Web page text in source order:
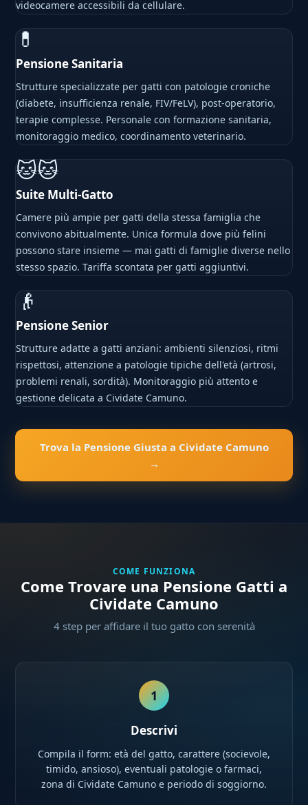
videocamere accessibili da cellulare.
💊
Pensione Sanitaria
Strutture specializzate per gatti con patologie croniche
(diabete, insufficienza renale, FIV/FeLV), post-operatorio,
terapie complesse. Personale con formazione sanitaria,
monitoraggio medico, coordinamento veterinario.
🐱🐱
Suite Multi-Gatto
Camere più ampie per gatti della stessa famiglia che
convivono abitualmente. Unica formula dove più felini
possono stare insieme — mai gatti di famiglie diverse nello
stesso spazio. Tariffa scontata per gatti aggiuntivi.
👴
Pensione Senior
Strutture adatte a gatti anziani: ambienti silenziosi, ritmi
rispettosi, attenzione a patologie tipiche dell'età (artrosi,
problemi renali, sordità). Monitoraggio più attento e
gestione delicata a Cividate Camuno.
Trova la Pensione Giusta a Cividate Camuno
→
COME FUNZIONA
Come Trovare una Pensione Gatti a
Cividate Camuno
4 step per affidare il tuo gatto con serenità
1
Descrivi
Compila il form: età del gatto, carattere (socievole,
timido, ansioso), eventuali patologie o farmaci,
zona di Cividate Camuno e periodo di soggiorno.